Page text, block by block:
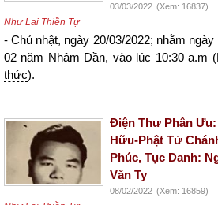
03/03/2022 (Xem: 16837)
Như Lai Thiền Tự
- Chủ nhật, ngày 20/03/2022; nhằm ngày
02 năm Nhâm Dần, vào lúc 10:30 a.m
thức).
Điện Thư Phân
Hữu-Phật Tử
Phúc, Tục Danh:
Văn Ty
08/02/2022 (Xem: 16859)